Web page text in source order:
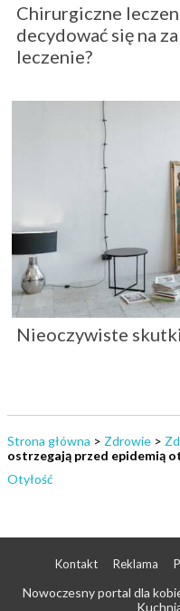
Chirurgiczne
decydować się na
leczenie?
Nieoczywiste
Strona główna > Zdrowie >
ostrzegają przed epidemią
Otyłość
Kontakt Reklama
Nowoczesny portal dla